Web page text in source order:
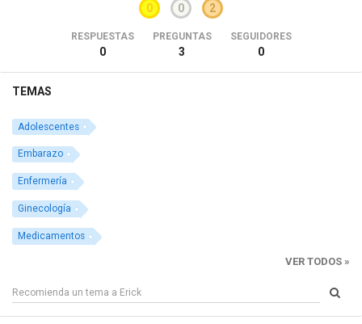
0 0 2
RESPUESTAS
0
PREGUNTAS
3
SEGUIDORES
0
TEMAS
Adolescentes
Embarazo
Enfermería
Ginecología
Medicamentos
VER TODOS »